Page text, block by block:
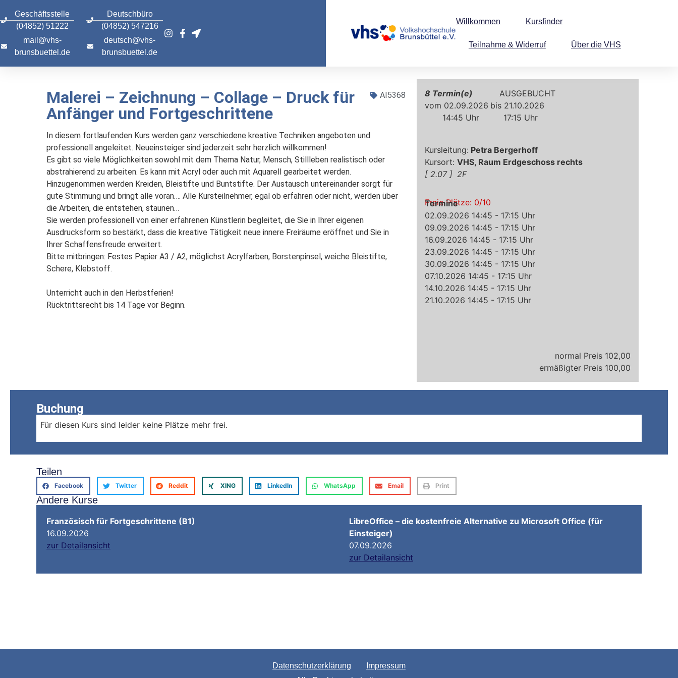
Geschäftsstelle
(04852) 51222
mail@vhs-
brunsbuettel.de
Deutschbüro
(04852) 547216
deutsch@vhs-
brunsbuettel.de
Willkommen Kursfinder
Teilnahme & Widerruf Über die VHS
Malerei – Zeichnung – Collage – Druck für
Anfänger und Fortgeschrittene
AI5368
In diesem fortlaufenden Kurs werden ganz verschiedene kreative Techniken angeboten und
professionell angeleitet. Neueinsteiger sind jederzeit sehr herzlich willkommen!
Es gibt so viele Möglichkeiten sowohl mit dem Thema Natur, Mensch, Stillleben realistisch oder
abstrahierend zu arbeiten. Es kann mit Acryl oder auch mit Aquarell gearbeitet werden.
Hinzugenommen werden Kreiden, Bleistifte und Buntstifte. Der Austausch untereinander sorgt für
gute Stimmung und bringt alle voran…. Alle Kursteilnehmer, egal ob erfahren oder nicht, werden über
die Arbeiten, die entstehen, staunen…
Sie werden professionell von einer erfahrenen Künstlerin begleitet, die Sie in Ihrer eigenen
Ausdrucksform so bestärkt, dass die kreative Tätigkeit neue innere Freiräume eröffnet und Sie in
Ihrer Schaffensfreude erweitert.
Bitte mitbringen: Festes Papier A3 / A2, möglichst Acrylfarben, Borstenpinsel, weiche Bleistifte,
Schere, Klebstoff.
Unterricht auch in den Herbstferien!
Rücktrittsrecht bis 14 Tage vor Beginn.
AUSGEBUCHT
2.07 2F
102,00
100,00
Termine
02.09.2026 14:45 - 17:15 Uhr
09.09.2026 14:45 - 17:15 Uhr
16.09.2026 14:45 - 17:15 Uhr
23.09.2026 14:45 - 17:15 Uhr
30.09.2026 14:45 - 17:15 Uhr
07.10.2026 14:45 - 17:15 Uhr
14.10.2026 14:45 - 17:15 Uhr
21.10.2026 14:45 - 17:15 Uhr
Petra Bergerhoff
02.09.2026
21.10.2026
14:45
17:15
8
VHS, Raum Erdgeschoss rechts
Freie Plätze: 0/10
Buchung
Für diesen Kurs sind leider keine Plätze mehr frei.
Teilen
Facebook Twitter Reddit XING LinkedIn WhatsApp Email Print
Andere Kurse
Französisch für Fortgeschrittene (B1)
16.09.2026
zur Detailansicht
LibreOffice – die kostenfreie Alternative zu Microsoft Office (für
Einsteiger)
07.09.2026
zur Detailansicht
Datenschutzerklärung
Impressum